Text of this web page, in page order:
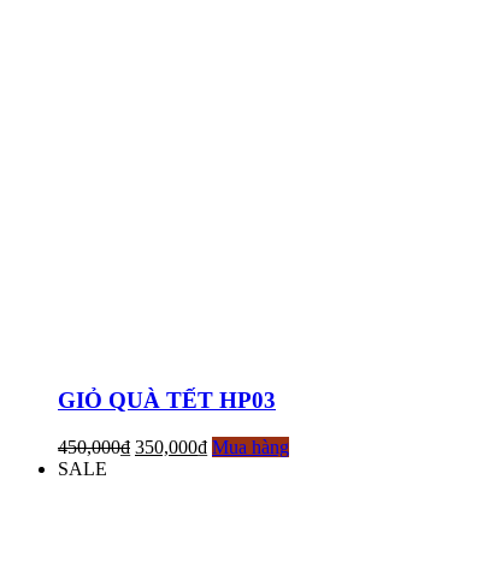
GIỎ QUÀ TẾT HP03
450,000₫ 350,000₫ Mua hàng
SALE